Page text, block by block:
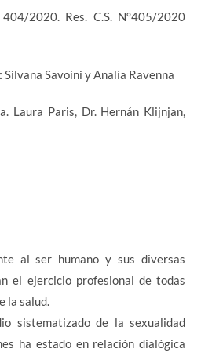
2020. Res. C.S. N°405/2020
Silvana Savoini y Analía Ravenna
Laura Paris, Dr. Hernán Klijnjan,
al ser humano y sus diversas
el ejercicio profesional de todas
la salud.
sistematizado de la sexualidad
ha estado en relación dialógica